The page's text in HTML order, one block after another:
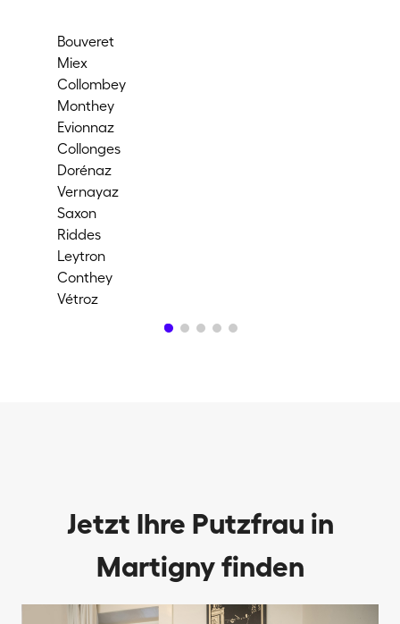
Bouveret
Miex
Collombey
Monthey
Evionnaz
Collonges
Dorénaz
Vernayaz
Saxon
Riddes
Leytron
Conthey
Vétroz
Jetzt Ihre Putzfrau in
Martigny finden